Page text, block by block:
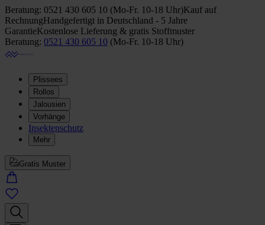
Beratung: 0521 430 605 10 (Mo-Fr. 10-18 Uhr)Kauf auf
RechnungHandgefertigt in Deutschland - 5 Jahre
GarantieKostenlose Lieferung & gratis Stoffmuster
Beratung: 0521 430 605 10 (Mo-Fr. 10-18 Uhr)
Plissees
Rollos
Jalousien
Vorhänge
Insektenschutz
Mehr
Gratis Muster